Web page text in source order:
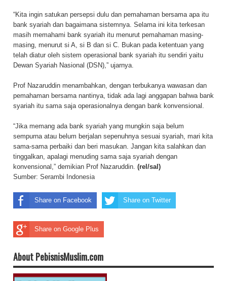
“Kita ingin satukan persepsi dulu dan pemahaman bersama apa itu
bank syariah dan bagaimana sistemnya. Selama ini kita terkesan
masih memahami bank syariah itu menurut pemahaman masing-
masing, menurut si A, si B dan si C. Bukan pada ketentuan yang
telah diatur oleh sistem operasional bank syariah itu sendiri yaitu
Dewan Syariah Nasional (DSN),” ujarnya.
Prof Nazaruddin menambahkan, dengan terbukanya wawasan dan
pemahaman bersama nantinya, tidak ada lagi anggapan bahwa bank
syariah itu sama saja operasionalnya dengan bank konvensional.
“Jika memang ada bank syariah yang mungkin saja belum
sempurna atau belum berjalan sepenuhnya sesuai syariah, mari kita
sama-sama perbaiki dan beri masukan. Jangan kita salahkan dan
tinggalkan, apalagi menuding sama saja syariah dengan
konvensional,” demikian Prof Nazaruddin. (rel/sal)
Sumber: Serambi Indonesia
Share on Facebook Share on Twitter
Share on Google Plus
About PebisnisMuslim.com